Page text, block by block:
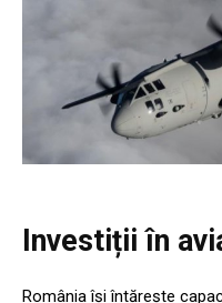
Investiții în
România își întărește